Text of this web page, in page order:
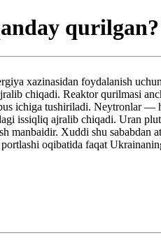
qurilgan?
xazinasidan foydalanish
chiqadi. Reaktor qurilmasi
ichiga tushiriladi. Neytronlar —
issiqliq ajralib chiqadi. Uran
manbaidir. Xuddi shu
oqibatida faqat